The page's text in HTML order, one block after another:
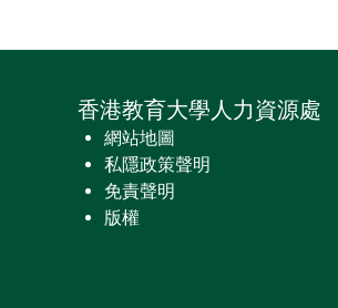
香港教育大學人力資源處
網站地圖
私隱政策聲明
免責聲明
版權